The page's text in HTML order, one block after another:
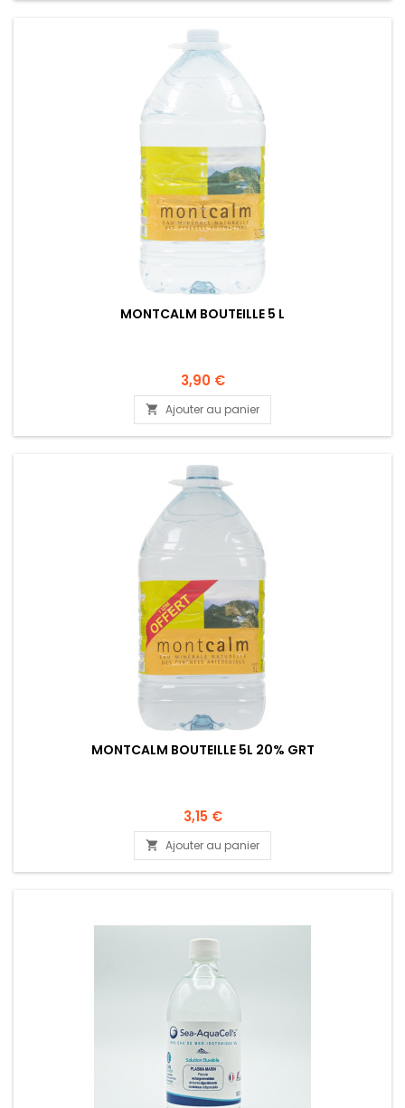
MONTCALM BOUTEILLE 5 L
3,90 €
 Ajouter au panier
MONTCALM BOUTEILLE 5L 20% GRT
3,15 €
 Ajouter au panier